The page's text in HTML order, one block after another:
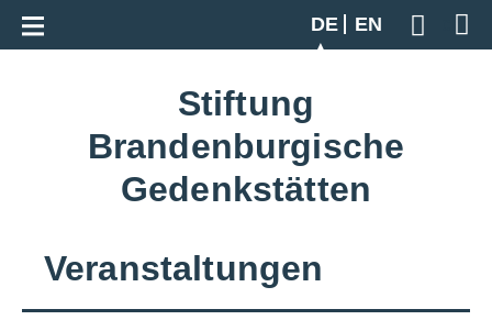
DE
EN
Geben
Zur Gesamtübersicht
Stiftung
Brandenburgische
Gedenkstätten
Veranstaltungen